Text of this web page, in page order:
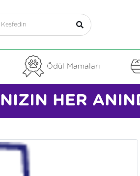
Ödül Mamaları
HER